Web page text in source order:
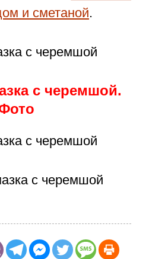
и сметаной.
с черемшой.